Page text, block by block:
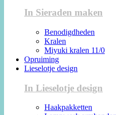
In Sieraden maken
Benodigdheden
Kralen
Miyuki kralen 11/0
Opruiming
Lieselotje design
In Lieselotje design
Haakpakketten